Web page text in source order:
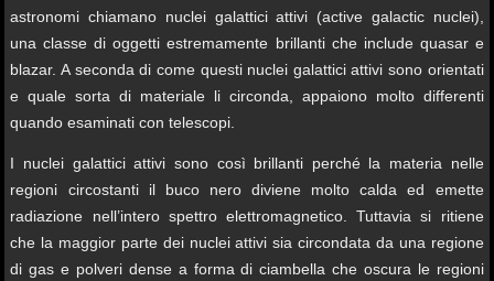
astronomi chiamano nuclei galattici attivi (active galactic nuclei),
una classe di oggetti estremamente brillanti che include quasar e
blazar. A seconda di come questi nuclei galattici attivi sono orientati
e quale sorta di materiale li circonda, appaiono molto differenti
quando esaminati con telescopi.
I nuclei galattici attivi sono così brillanti perché la materia nelle
regioni circostanti il buco nero diviene molto calda ed emette
radiazione nell’intero spettro elettromagnetico. Tuttavia si ritiene
che la maggior parte dei nuclei attivi sia circondata da una regione
di gas e polveri dense a forma di ciambella che oscura le regioni